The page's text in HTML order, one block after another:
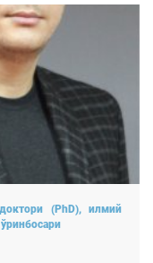
(PhD), илмий